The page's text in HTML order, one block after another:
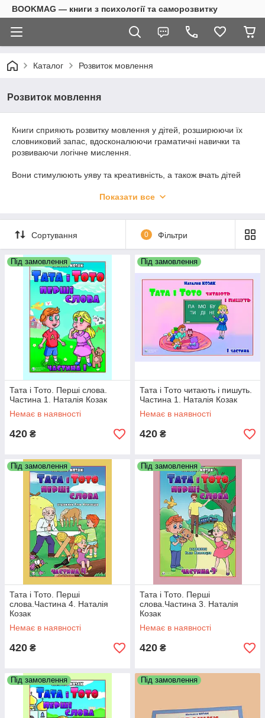
BOOKMAG — книги з психології та саморозвитку
Каталог Розвиток мовлення
Розвиток мовлення
Книги сприяють розвитку мовлення у дітей, розширюючи їх
словниковий запас, вдосконалюючи граматичні навички та
розвиваючи логічне мислення.
Вони стимулюють уяву та креативність, а також вчать дітей
допомагає їм краще розуміти себе та світ навколо.
Показати все
Сортування 0 Фільтри
Під замовлення
Тата і Тото. Перші слова.
Частина 1. Наталія Козак
Немає в наявності
420 ₴
Під замовлення
Тата і Тото читають і пишуть.
Частина 1. Наталія Козак
Немає в наявності
420 ₴
Під замовлення
Тата і Тото. Перші
слова.Частина 4. Наталія
Козак
Немає в наявності
420 ₴
Під замовлення
Тата і Тото. Перші
слова.Частина 3. Наталія
Козак
Немає в наявності
420 ₴
Під замовлення Під замовлення